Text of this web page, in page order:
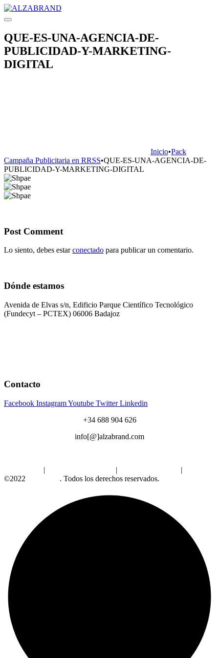
QUE-ES-UNA-AGENCIA-DE-
PUBLICIDAD-Y-MARKETING-
DIGITAL
Inicio•Pack
Campaña Publicitaria en RRSS•QUE-ES-UNA-AGENCIA-DE-
PUBLICIDAD-Y-MARKETING-DIGITAL
Post Comment
Lo siento, debes estarconectado para publicar un comentario.
Dónde estamos
Avenida de Elvas s/n, Edificio Parque Científico Tecnológico
(Fundecyt – PCTEX) 06006 Badajoz
Contacto
Facebook InstagramYoutube Twitter Linkedin
+34 688 904 626
info[@]alzabrand.com
| |
|
©2022
. Todos los derechos reservados.